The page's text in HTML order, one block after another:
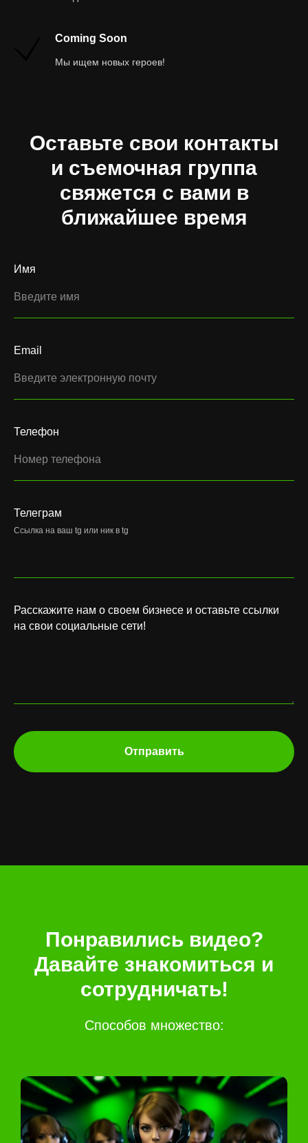
Coming Soon
Мы ищем новых героев!
Оставьте свои контакты
и съемочная группа
свяжется с вами в
ближайшее время
Имя
Email
Телефон
Телеграм
Ссылка на ваш tg или ник в tg
Расскажите нам о своем бизнесе и оставьте ссылки
на свои социальные сети!
Отправить
Понравились видео?
Давайте знакомиться и
сотрудничать!
Способов множество: